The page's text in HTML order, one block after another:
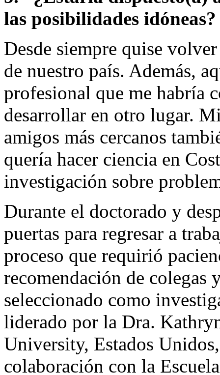
las posibilidades idóneas?
Desde siempre quise
de nuestro país. Además,
profesional que me habría
desarrollar en otro lugar.
amigos más cercanos
quería hacer ciencia en
investigación sobre
Durante el doctorado y
puertas para regresar a
proceso que requirió
recomendación de colegas
seleccionado como
liderado por la Dra.
University, Estados
colaboración con la